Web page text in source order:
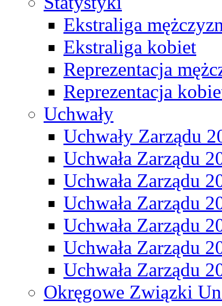
Ekstraliga
Ekstraliga kobiet
Reprezentacja
Reprezentacja
Uchwały
Uchwały Zarządu
Uchwała Zarządu
Uchwała Zarządu
Uchwała Zarządu
Uchwała Zarządu
Uchwała Zarządu
Uchwała Zarządu
Okręgowe Związki